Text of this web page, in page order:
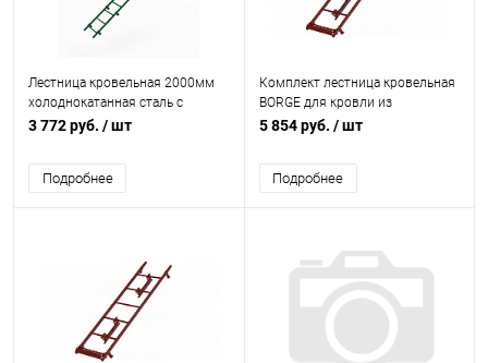
Лестница кровельная 2000мм
холоднокатанная сталь с
порошковым покрытием RAL
3 772 руб. / шт
Подробнее
Комплект лестница кровельная
BORGE для кровли из
металлочерепицы L=2700 мм,
5 854 руб. / шт
Подробнее